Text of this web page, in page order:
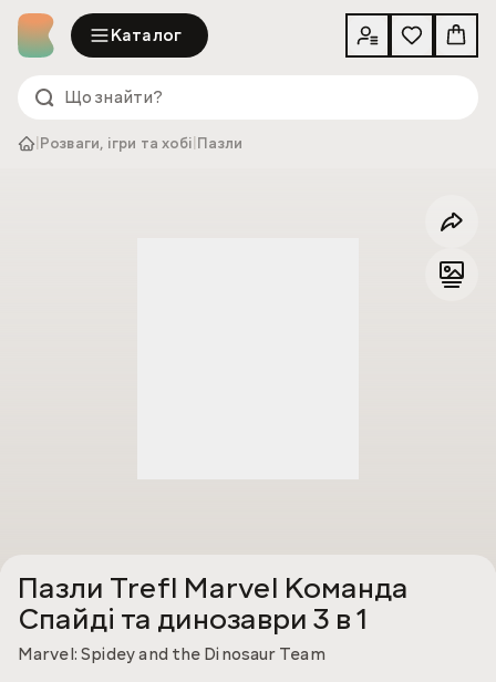
Каталог
Розваги, ігри та хобі Пазли
Пазли Trefl Marvel Команда
Спайді та динозаври 3 в 1
Marvel: Spidey and the Dinosaur Team